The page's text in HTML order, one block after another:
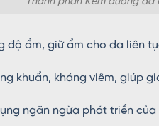
độ ẩm, giữ ẩm cho da liên
khuẩn, kháng viêm, giúp
ngăn ngừa phát triển